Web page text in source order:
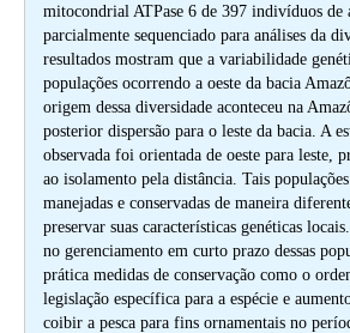
mitocondrial ATPase 6 de 397 indivíduos de
parcialmente sequenciado para análises da
resultados mostram que a variabilidade
populações ocorrendo a oeste da bacia
origem dessa diversidade aconteceu na
posterior dispersão para o leste da bacia. A
observada foi orientada de oeste para leste,
ao isolamento pela distância. Tais
manejadas e conservadas de maneira
preservar suas características genéticas
no gerenciamento em curto prazo dessas
prática medidas de conservação como o
legislação específica para a espécie e
coibir a pesca para fins ornamentais no